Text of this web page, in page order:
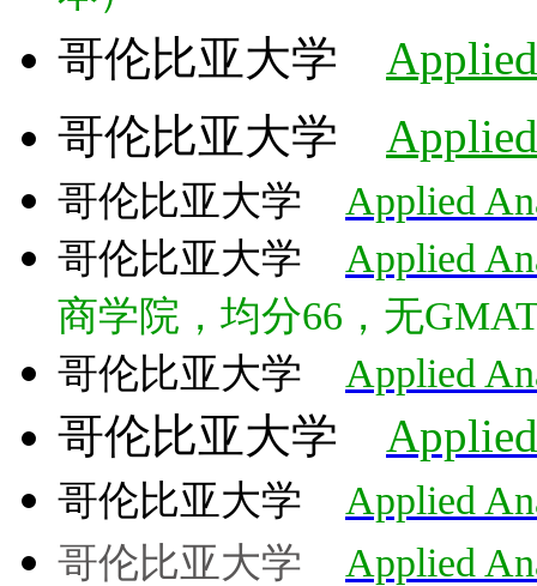
哥伦比亚大学
哥伦比亚大学
哥伦比亚大学
Applied
哥伦比亚大学
Applied
商学院，均分66，无
哥伦比亚大学
Applied
哥伦比亚大学
哥伦比亚大学
Applied
哥伦比亚大学 Applied